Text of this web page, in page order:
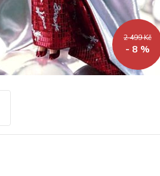
2 499 Kč
- 8 %